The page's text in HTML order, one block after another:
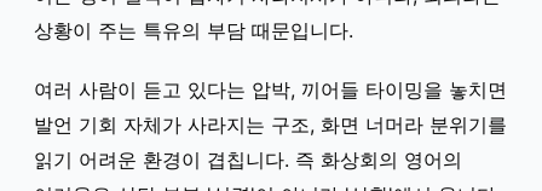
상황이 주는 특유의 부담 때문입니다.
여러 사람이 듣고 있다는 압박, 끼어들 타이밍을 놓치면
발언 기회 자체가 사라지는 구조, 화면 너머라 분위기를
읽기 어려운 환경이 겹칩니다. 즉 화상회의 영어의